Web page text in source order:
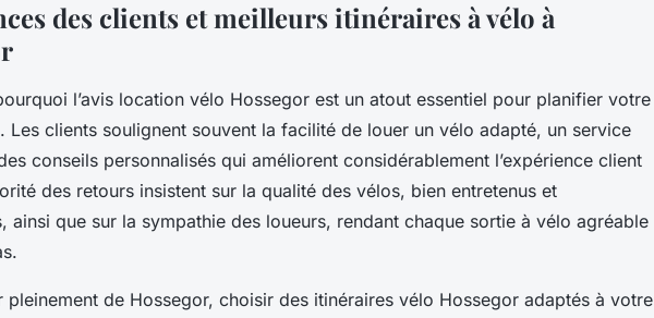
des clients et meilleurs itinéraires à vélo à
l’avis location vélo Hossegor est un atout essentiel pour planifier votre
Les clients soulignent souvent la facilité de louer un vélo adapté, un service
conseils personnalisés qui améliorent considérablement l’expérience client
des retours insistent sur la qualité des vélos, bien entretenus et
ainsi que sur la sympathie des loueurs, rendant chaque sortie à vélo agréable
pleinement de Hossegor, choisir des itinéraires vélo Hossegor adaptés à votre